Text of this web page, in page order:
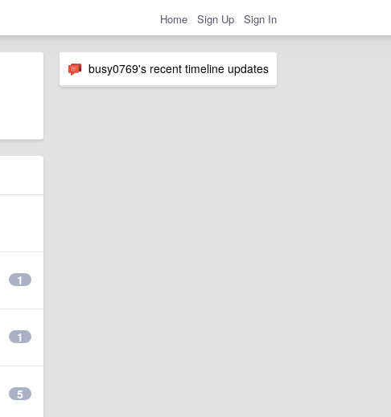
Home Sign Up Sign In
busy0769's recent timeline updates
1
1
5